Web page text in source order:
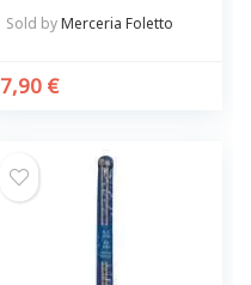
Sold byMerceria Foletto
7,90 €